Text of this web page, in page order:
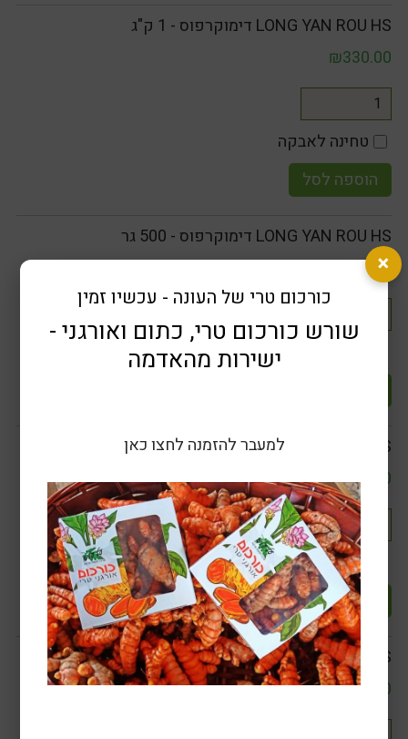
LONG YAN ROU HS דימוקרפוס - 1 ק"ג
₪330.00
טחינה לאבקה
הוספה לסל
LONG YAN ROU HS דימוקרפוס - 500 גר
₪182.00
טחינה לאבקה
LONG YAN ROU HS דימוקרפוס - 250 גר
₪100.00
טחינה לאבקה
הוספה לסל
LONG YAN ROU HS דימוקרפוס - 50 גר
₪23.00
×
כורכום טרי של העונה - עכשיו זמין
שורש כורכום טרי, כתום ואורגני -
ישירות מהאדמה
למעבר להזמנה לחצו כאן